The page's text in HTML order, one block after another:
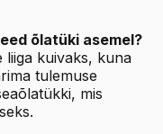
õlatüki asemel?
liiga kuivaks, kuna
tulemuse
mis